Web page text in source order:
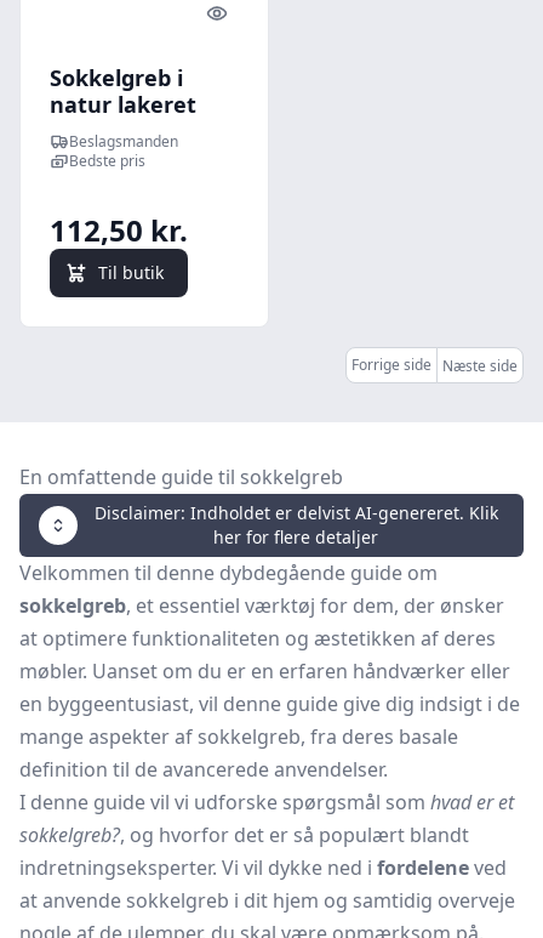
Quick look
Sokkelgreb i
natur lakeret
egetræ med flad
front
Beslagsmanden
Bedste pris
112,50 kr.
Til butik
Forrige side Næste side
En omfattende guide til sokkelgreb
Disclaimer: Indholdet er delvist AI-genereret. Klik
her for flere detaljer
Velkommen til denne dybdegående guide om
sokkelgreb, et essentiel værktøj for dem, der ønsker
at optimere funktionaliteten og æstetikken af deres
møbler. Uanset om du er en erfaren håndværker eller
en byggeentusiast, vil denne guide give dig indsigt i de
mange aspekter af sokkelgreb, fra deres basale
definition til de avancerede anvendelser.
I denne guide vil vi udforske spørgsmål som hvad er et
sokkelgreb?, og hvorfor det er så populært blandt
indretningseksperter. Vi vil dykke ned i fordeleneved
at anvende sokkelgreb i dit hjem og samtidig overveje